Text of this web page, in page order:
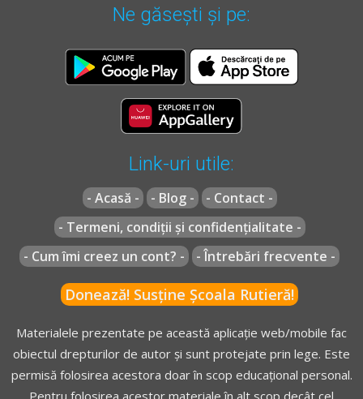
Ne găsești și pe:
Link-uri utile:
- Acasă - - Blog -
- Contact -
- Termeni, condiții și confidențialitate -
- Cum îmi creez un cont? -
- Întrebări frecvente -
Donează! Susține Școala Rutieră!
Materialele prezentate pe această aplicație web/mobile fac
obiectul drepturilor de autor și sunt protejate prin lege. Este
permisă folosirea acestora doar în scop educațional personal.